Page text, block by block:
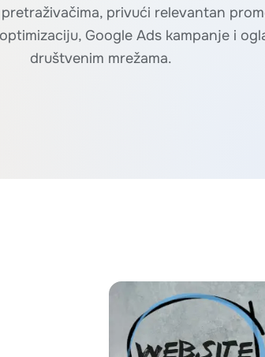
privući relevantan
Google Ads kampanje i
društvenim mrežama.